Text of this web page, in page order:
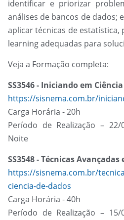
identificar e priorizar
análises de bancos de dados;
aplicar técnicas de
learning adequadas para
Veja a Formação completa:
SS3546 - Iniciando em
https://sisnema.com.br/
Carga Horária - 20h
Período de Realização –
Noite
SS3548 - Técnicas
https://sisnema.com.br/
ciencia-de-dados
Carga Horária - 40h
Período de Realização –